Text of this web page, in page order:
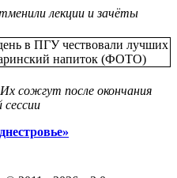
лекции и зачёты
сожгут после окончания
сессии